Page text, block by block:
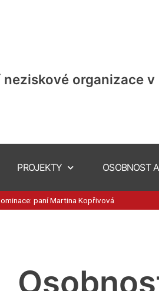
organizace v
PROJEKTY OSOBNOST
paní Martina Kopřivová